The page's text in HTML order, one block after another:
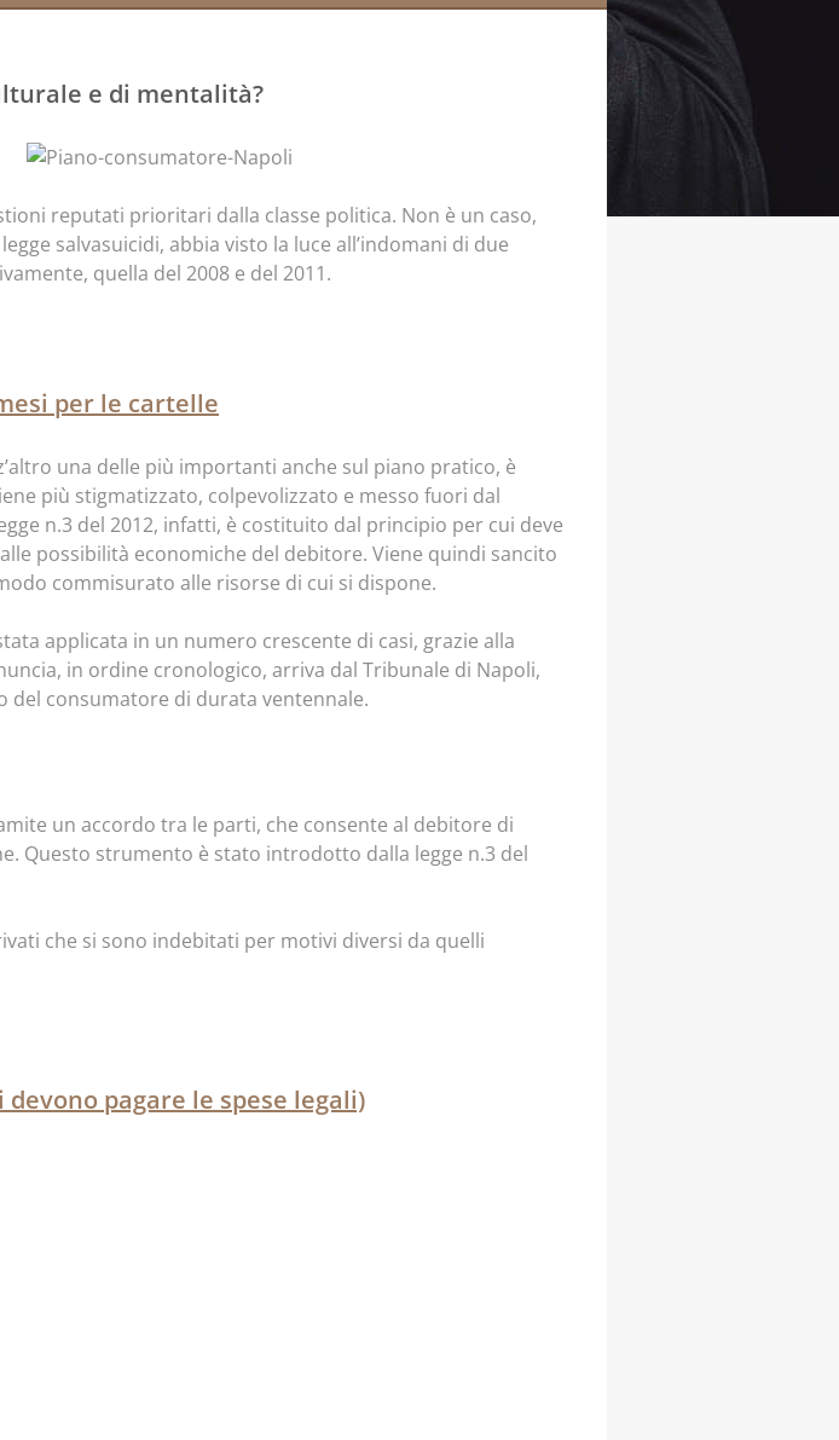
e di mentalità?
reputati prioritari dalla classe politica. Non è un caso,
salvasuicidi, abbia visto la luce all’indomani di due
quella del 2008 e del 2011.
per le cartelle
una delle più importanti anche sul piano pratico, è
più stigmatizzato, colpevolizzato e messo fuori dal
n.3 del 2012, infatti, è costituito dal principio per cui deve
possibilità economiche del debitore. Viene quindi sancito
commisurato alle risorse di cui si dispone.
applicata in un numero crescente di casi, grazie alla
in ordine cronologico, arriva dal Tribunale di Napoli,
del consumatore di durata ventennale.
un accordo tra le parti, che consente al debitore di
Questo strumento è stato introdotto dalla legge n.3 del
che si sono indebitati per motivi diversi da quelli
pagare le spese legali)